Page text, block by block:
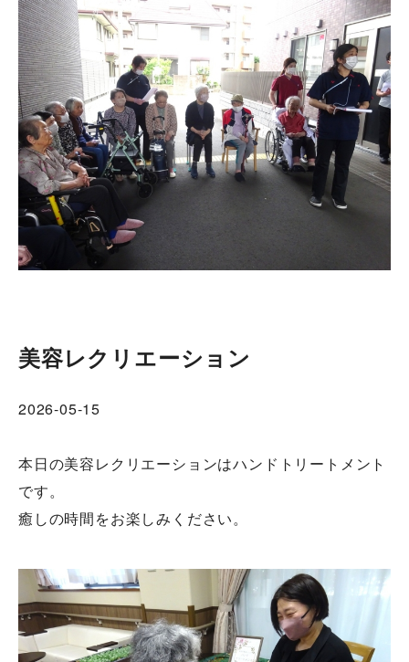
美容レクリエーション
2026-05-15
本日の美容レクリエーションはハンドトリートメント
です。
癒しの時間をお楽しみください。